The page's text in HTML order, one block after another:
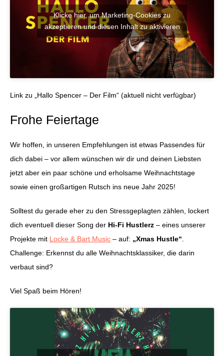
Klicke hier, um Marketing-Cookies zu
akzeptieren und diesen Inhalt zu aktivieren
Link zu „Hallo Spencer – Der Film“ (aktuell nicht verfügbar)
Frohe Feiertage
Wir hoffen, in unseren Empfehlungen ist etwas Passendes für
dich dabei – vor allem wünschen wir dir und deinen Liebsten
jetzt aber ein paar schöne und erholsame Weihnachtstage
sowie einen großartigen Rutsch ins neue Jahr 2025!
Solltest du gerade eher zu den Stressgeplagten zählen, lockert
dich eventuell dieser Song der Hi-Fi Hustlerz – eines unserer
Projekte mit Locke & Bart Music – auf: „Xmas Hustle“.
Challenge: Erkennst du alle Weihnachtsklassiker, die darin
verbaut sind?
Viel Spaß beim Hören!